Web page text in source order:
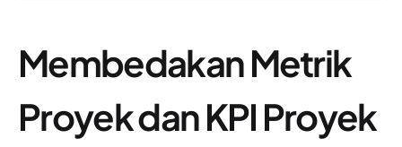
Membedakan Metrik
Proyek dan KPI Proyek